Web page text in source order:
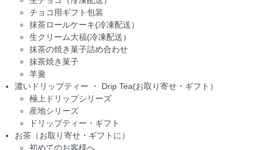
チョコ用ギフト包装
抹茶ロールケーキ(冷凍配送）
生クリーム大福(冷凍配送）
抹茶の焼き菓子詰め合わせ
抹茶焼き菓子
羊羹
濃いドリップティー ・ Drip Tea(お取り寄せ・ギフト）
極上ドリップシリーズ
産地シリーズ
ドリップティー・ギフト
お茶（お取り寄せ・ギフトに）
初めてのお客様へ